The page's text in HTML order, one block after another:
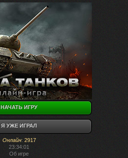
НАЧАТЬ ИГРУ
Я УЖЕ ИГРАЛ
Онлайн: 2917
23:34:01
Об игре